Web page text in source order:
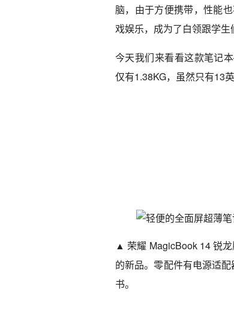
脑，由于方便携带，性能
戏娱乐，成为了白领跟学生
今天我们来看看这款笔记
仅有1.38KG，虽然只有13
▲ 荣耀 MagicBook 14 锐
的新品。零配件有电源适
书。